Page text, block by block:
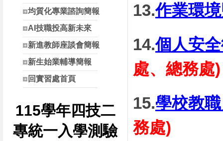
均質化專業諮詢簡報
AI技職投高新未來
新進教師座談會簡報
新生始業輔導簡報
回實習處首頁
115學年四技二
專統一入學測驗
13.作業環
14.個人安
處、總務處)
15.學校教
務處)